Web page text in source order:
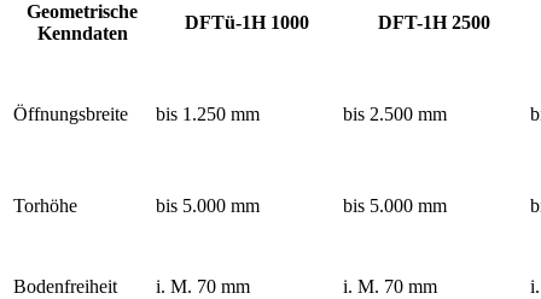
Geometrische
Kenndaten
DFTü-1H 1000 DFT-1H 2500
Öffnungsbreite bis 1.250 mm bis 2.500 mm
Torhöhe bis 5.000 mm bis 5.000 mm
Bodenfreiheit i. M. 70 mm i. M. 70 mm